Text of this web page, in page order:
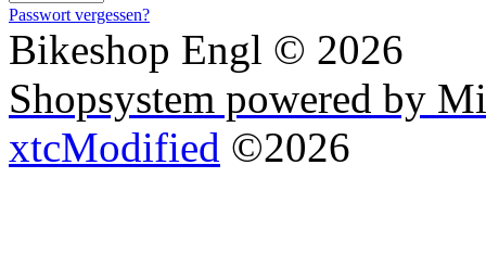
Passwort vergessen?
Bikeshop Engl © 2026
Shopsystem powered by
xtcModified ©2026